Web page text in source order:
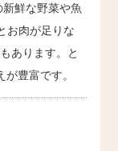
鮮な野菜や魚
お肉が足りな
あります。と
豊富です。